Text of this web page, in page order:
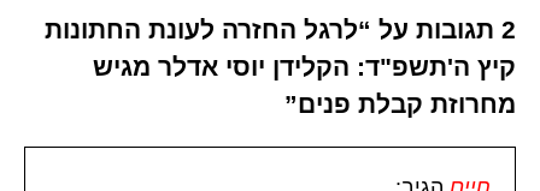
2 תגובות על “לרגל החזרה לעונת החתונות
קיץ ה'תשפ"ד: הקלידן יוסי אדלר מגיש
מחרוזת קבלת פנים”